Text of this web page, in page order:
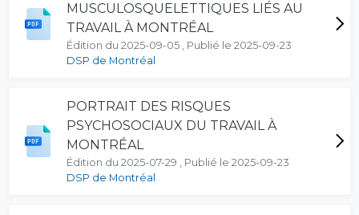
MUSCULOSQUELETTIQUES LIÉS AU
TRAVAIL À MONTRÉAL
Édition du 2025-09-05 , Publié le 2025-09-23
DSP de Montréal
PORTRAIT DES RISQUES
PSYCHOSOCIAUX DU TRAVAIL À
MONTRÉAL
Édition du 2025-07-29 , Publié le 2025-09-23
DSP de Montréal